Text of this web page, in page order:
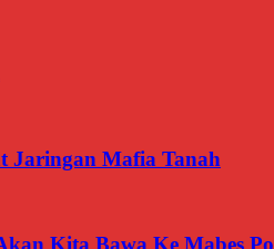
Jaringan Mafia Tanah
Kita Bawa Ke Mabes